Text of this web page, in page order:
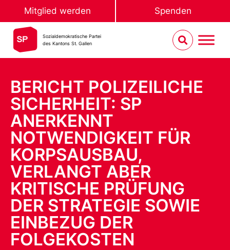
Mitglied werden Spenden
Sozialdemokratische Partei
des Kantons St. Gallen
BERICHT POLIZEILICHE
SICHERHEIT: SP
ANERKENNT
NOTWENDIGKEIT FÜR
KORPSAUSBAU,
VERLANGT ABER
KRITISCHE PRÜFUNG
DER STRATEGIE SOWIE
EINBEZUG DER
FOLGEKOSTEN